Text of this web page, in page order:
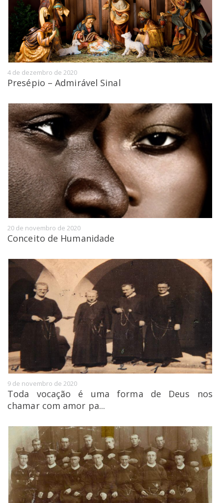
4 de dezembro de 2020
Presépio – Admirável Sinal
20 de novembro de 2020
Conceito de Humanidade
9 de novembro de 2020
Toda vocação é uma forma de Deus nos
chamar com amor pa...